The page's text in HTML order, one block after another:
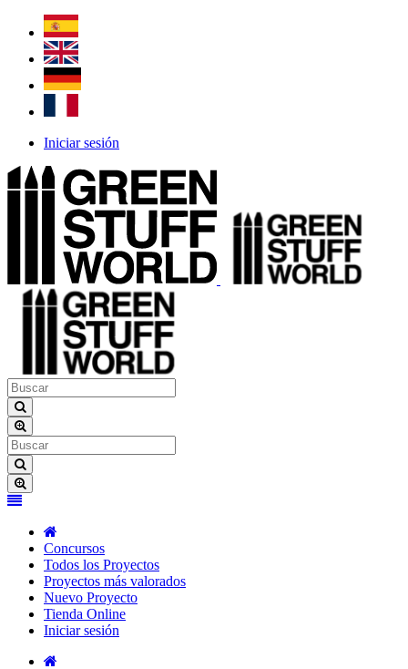
Iniciar sesión
Concursos
Todos los Proyectos
Proyectos más valorados
Nuevo Proyecto
Tienda Online
Iniciar sesión